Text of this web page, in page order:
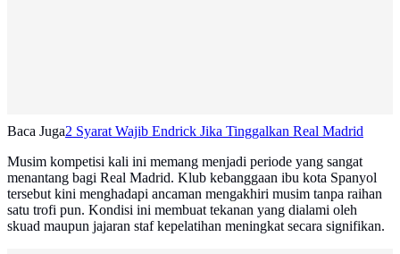
Baca Juga2 Syarat Wajib Endrick Jika Tinggalkan Real Madrid
Musim kompetisi kali ini memang menjadi periode yang sangat
menantang bagi Real Madrid. Klub kebanggaan ibu kota Spanyol
tersebut kini menghadapi ancaman mengakhiri musim tanpa raihan
satu trofi pun. Kondisi ini membuat tekanan yang dialami oleh
skuad maupun jajaran staf kepelatihan meningkat secara signifikan.